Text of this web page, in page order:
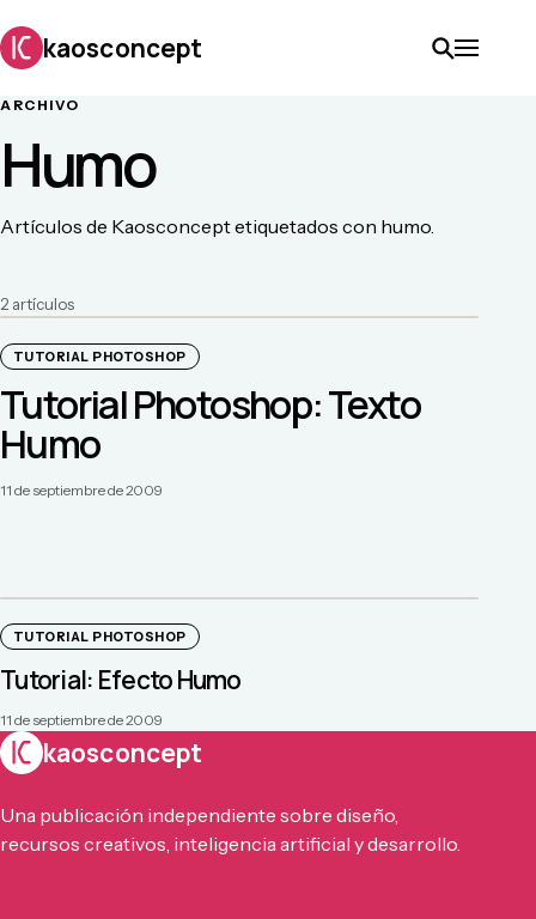
kaosconcept
ARCHIVO
Humo
Artículos de Kaosconcept etiquetados con humo.
2 artículos
TUTORIAL PHOTOSHOP
Tutorial Photoshop: Texto
Humo
11 de septiembre de 2009
TUTORIAL PHOTOSHOP
Tutorial: Efecto Humo
11 de septiembre de 2009
kaosconcept
Una publicación independiente sobre diseño,
recursos creativos, inteligencia artificial y desarrollo.